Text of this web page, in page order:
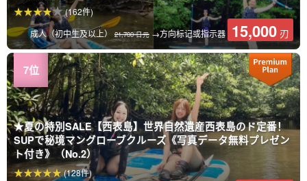
成人（初中生及以上） 21,700 日元 →方向标记或指示器 15,000 刃
(162件)
★夏の特別SALE【西表島】世界自然遺産西表島のド定番！
SUPで秘境マングローブクルーズ《写真データ無料プレゼン
ト付き》（No.2）
(128件)